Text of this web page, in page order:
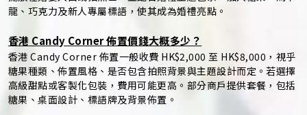
擺放在婚宴入口或拍照區，並配合婚禮主題色系，加入糖果、馬卡
龍、巧克力及新人專屬標語，使其成為婚禮亮點。
香港 Candy Corner 佈置價錢大概多少？
香港 Candy Corner 佈置一般收費 HK$2,000 至 HK$8,000，視乎
糖果種類、佈置風格、是否包含拍照背景與主題設計而定。若選擇
高級甜點或客製化包裝，費用可能更高。部分商戶提供套餐，包括
糖果、桌面設計、標語牌及背景佈置。